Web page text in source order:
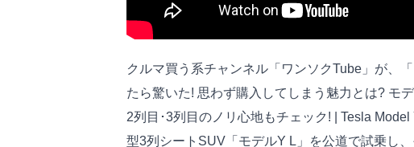
クルマ買う系チャンネル「ワンソクTube」が、
たら驚いた! 思わず購入してしまう魅力とは? モ
2列目･3列目のノリ心地もチェック! | Tesla
型3列シートSUV「モデルY L」を公道で試乗し